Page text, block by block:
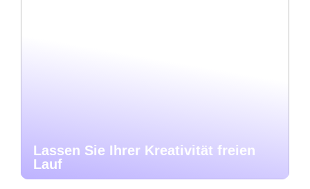
Lassen Sie Ihrer Kreativität freien
Lauf